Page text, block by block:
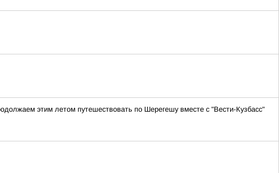
этим летом путешествовать по Шерегешу вместе с "Вести-Кузбасс"